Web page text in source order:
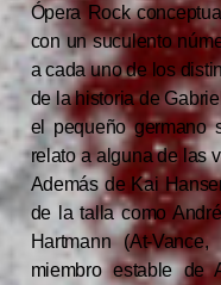
Ópera Rock
con un suculento
a cada uno de los
de la historia de
el pequeño germano
relato a alguna de las
Además de Kai
de la talla como
Hartmann (At-
miembro estable de